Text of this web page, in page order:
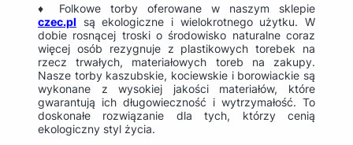
♦ Folkowe torby oferowane w naszym sklepie
czec.pl są ekologiczne i wielokrotnego użytku. W
dobie rosnącej troski o środowisko naturalne coraz
więcej osób rezygnuje z plastikowych torebek na
rzecz trwałych, materiałowych toreb na zakupy.
Nasze torby kaszubskie, kociewskie i borowiackie są
wykonane z wysokiej jakości materiałów, które
gwarantują ich długowieczność i wytrzymałość. To
doskonałe rozwiązanie dla tych, którzy cenią
ekologiczny styl życia.